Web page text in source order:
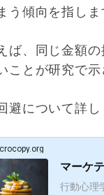
う傾向を指しま
ば、同じ金額
ことが研究で示
避について詳
マーケ
行動心理